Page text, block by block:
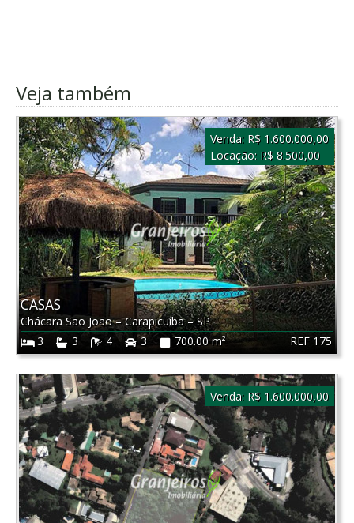
Veja também
REF 175
CASAS
Chácara São João–Carapicuíba–SP
3
3 4 3 700.00 m²
Venda: R$ 1.600.000,00
Locação: R$ 8.500,00
Venda: R$ 1.600.000,00